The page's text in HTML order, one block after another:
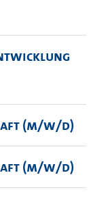
(m/w/d)
(m/w/d)